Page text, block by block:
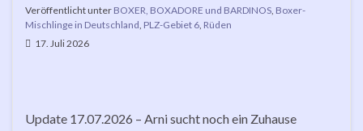
Veröffentlicht unter BOXER, BOXADORE und BARDINOS Boxer-
Mischlinge in Deutschland PLZ-Gebiet 6 Rüden
17. Juli 2026
Update 17.07.2026 – Arni sucht noch ein Zuhause